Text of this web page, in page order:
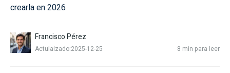
crearla en 2026
Francisco Pérez
Actulaizado:2025-12-25 8 min para leer